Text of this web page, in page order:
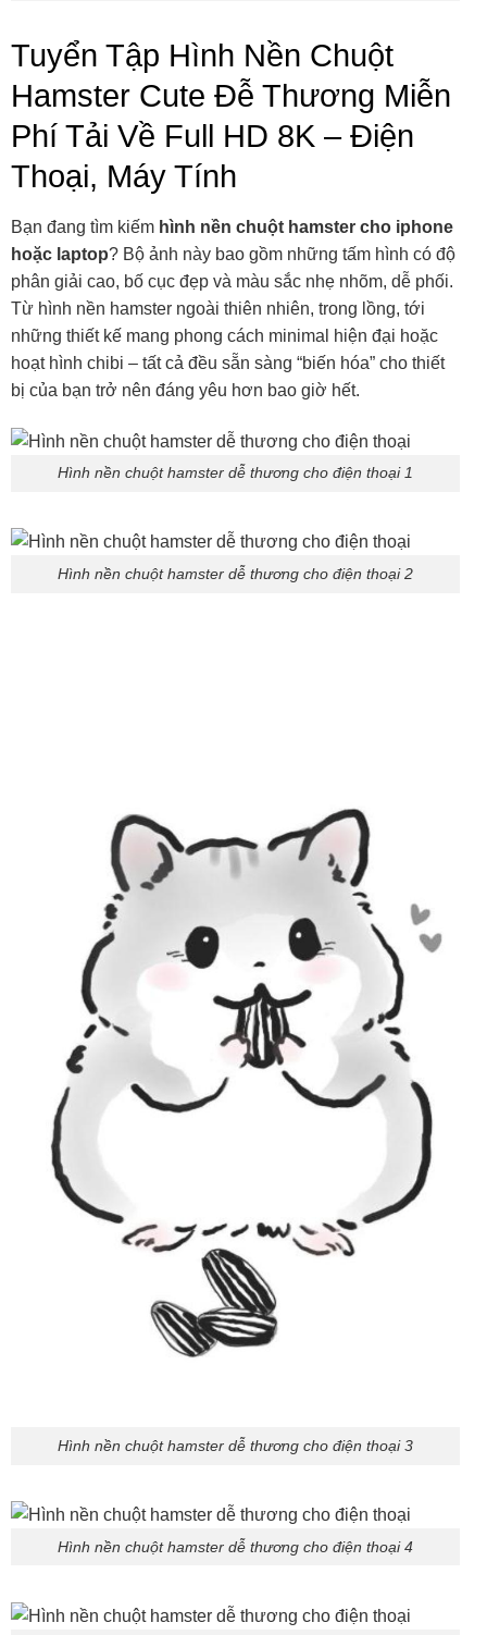
Tuyển Tập Hình Nền Chuột
Hamster Cute Đễ Thương Miễn
Phí Tải Về Full HD 8K – Điện
Thoại, Máy Tính
Bạn đang tìm kiếm hình nền chuột hamster cho iphone
hoặc laptop? Bộ ảnh này bao gồm những tấm hình có độ
phân giải cao, bố cục đẹp và màu sắc nhẹ nhõm, dễ phối.
Từ hình nền hamster ngoài thiên nhiên, trong lồng, tới
những thiết kế mang phong cách minimal hiện đại hoặc
hoạt hình chibi – tất cả đều sẵn sàng “biến hóa” cho thiết
bị của bạn trở nên đáng yêu hơn bao giờ hết.
Hình nền chuột hamster dễ thương cho điện thoại 1
Hình nền chuột hamster dễ thương cho điện thoại 2
Hình nền chuột hamster dễ thương cho điện thoại 3
Hình nền chuột hamster dễ thương cho điện thoại 4